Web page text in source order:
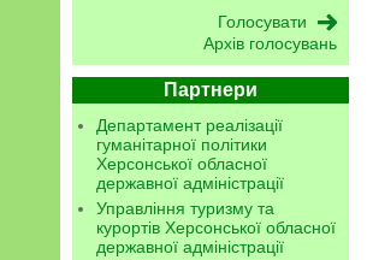
Архів голосувань
Партнери
Департамент реалізації
гуманітарної політики
Херсонської обласної
державної адміністрації
Управління туризму та
курортів Херсонської обласної
державної адміністрації